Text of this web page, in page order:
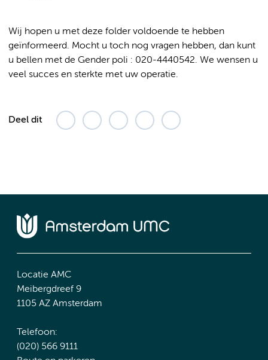
Wij hopen u met deze folder voldoende te hebben
geïnformeerd. Mocht u toch nog vragen hebben, dan kunt
u bellen met de Gender poli : 020-4440542. We wensen u
veel succes en sterkte met uw operatie.
Deel dit
Locatie AMC
Meibergdreef 9
1105 AZ Amsterdam
Telefoon:
(020) 566 9111